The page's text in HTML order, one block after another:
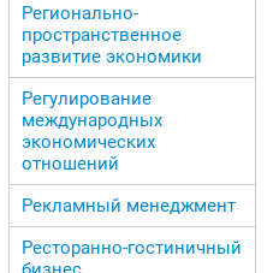
Регионально-
пространственное
развитие экономики
Регулирование
международных
экономических
отношений
Рекламный менеджмент
Ресторанно-гостиничный